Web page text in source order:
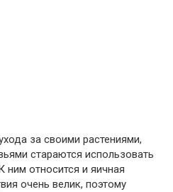
за своими растениями,
стараются использовать
ним относится и яичная
очень велик, поэтому